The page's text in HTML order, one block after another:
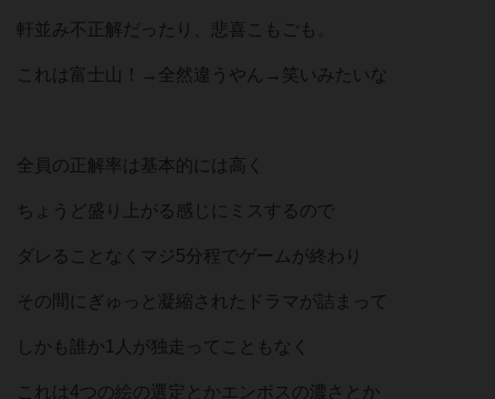
軒並み不正解だったり、悲喜こもごも。
これは富士山！→全然違うやん→笑いみたいな
全員の正解率は基本的には高く
ちょうど盛り上がる感じにミスするので
ダレることなくマジ5分程でゲームが終わり
その間にぎゅっと凝縮されたドラマが詰まって
しかも誰か1人が独走ってこともなく
これは4つの絵の選定とかエンボスの濃さとか